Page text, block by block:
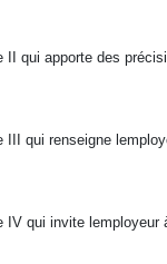
II qui apporte des
III qui renseigne
IV qui invite